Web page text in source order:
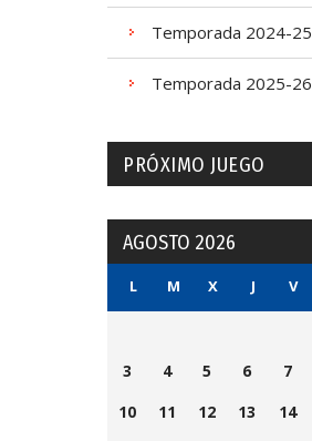
Temporada 2024-25
Temporada 2025-26
PRÓXIMO JUEGO
AGOSTO 2026
L M X J V
3
4 5 6 7
10
11 12 13 14